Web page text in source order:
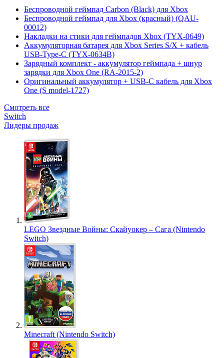
Беспроводной геймпад Carbon (Black) для Xbox
Беспроводной геймпад для Xbox (красный) (QAU-
00012)
Накладки на стики для геймпадов Xbox (TYX-0649)
Аккумуляторная батарея для Xbox Series S/X + кабель
USB-Type-C (TYX-0634B)
Зарядный комплект - аккумулятор геймпада + шнур
зарядки для Xbox One (RA-2015-2)
Оригинальный аккумулятор + USB-C кабель для Xbox
One (S model-1727)
Смотреть все
Switch
Лидеры продаж
LEGO Звездные Войны: Скайуокер – Сага (Nintendo
Switch)
Minecraft (Nintendo Switch)